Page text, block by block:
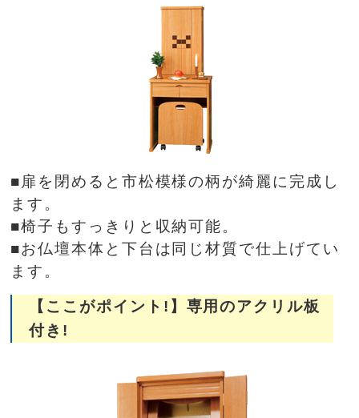
■扉を閉めると市松模様の柄が綺麗に完成し
ます。
■椅子もすっきりと収納可能。
■お仏壇本体と下台は同じ材質で仕上げてい
ます。
【ここがポイント!】専用のアクリル板
付き!